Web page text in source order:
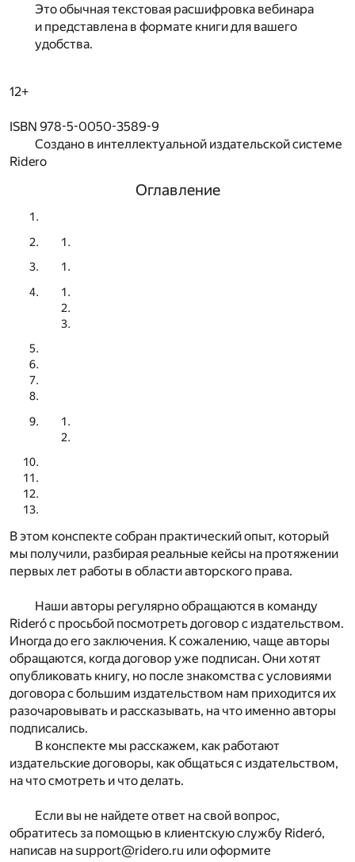
Это обычная текстовая расшифровка вебинара
и представлена в формате книги для вашего
удобства.
12+
ISBN 978-5-0050-3589-9
Создано в интеллектуальной издательской системе
Ridero
Оглавление
В этом конспекте собран практический опыт, который
мы получили, разбирая реальные кейсы на протяжении
первых лет работы в области авторского права.
Наши авторы регулярно обращаются в команду
Rideró с просьбой посмотреть договор с издательством.
Иногда до его заключения. К сожалению, чаще авторы
обращаются, когда договор уже подписан. Они хотят
опубликовать книгу, но после знакомства с условиями
договора с большим издательством нам приходится их
разочаровывать и рассказывать, на что именно авторы
подписались.
В конспекте мы расскажем, как работают
издательские договоры, как общаться с издательством,
на что смотреть и что делать.
Если вы не найдете ответ на свой вопрос,
обратитесь за помощью в клиентскую службу Rideró,
написав наsupport@ridero.ru или оформите